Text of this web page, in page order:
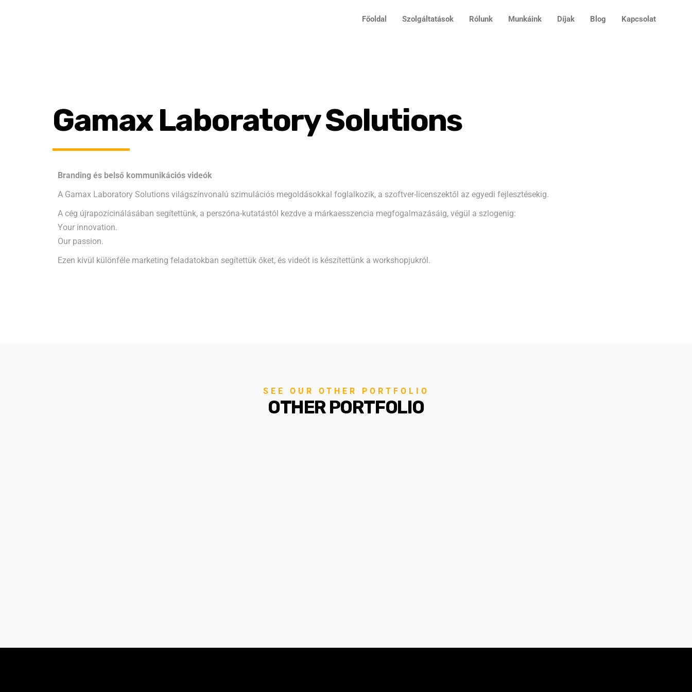
Főoldal Szolgáltatások Rólunk Munkáink Díjak Blog Kapcsolat
Gamax Laboratory Solutions
Branding és belső kommunikációs videók
A Gamax Laboratory Solutions világszínvonalú szimulációs megoldásokkal foglalkozik, a szoftver-licenszektől az egyedi fejlesztésekig.
A cég újrapozícinálásában segítettünk, a perszóna-kutatástól kezdve a márkaesszencia megfogalmazásáig, végül a szlogenig:
Your innovation.
Our passion.
Ezen kívül különféle marketing feladatokban segítettük őket, és videót is készítettünk a workshopjukról.
SEE OUR OTHER PORTFOLIO
OTHER PORTFOLIO